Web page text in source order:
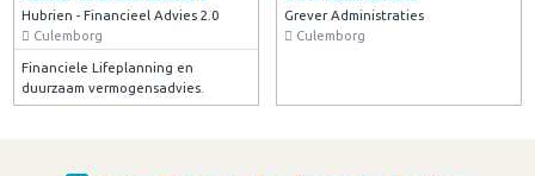
Hubrien - Financieel Advies 2.0
Culemborg
Financiele Lifeplanning en
duurzaam vermogensadvies.
Grever Administraties
Culemborg